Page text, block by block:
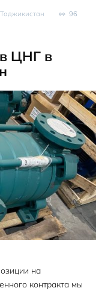
96
ЦНГ в
на
контракта мы